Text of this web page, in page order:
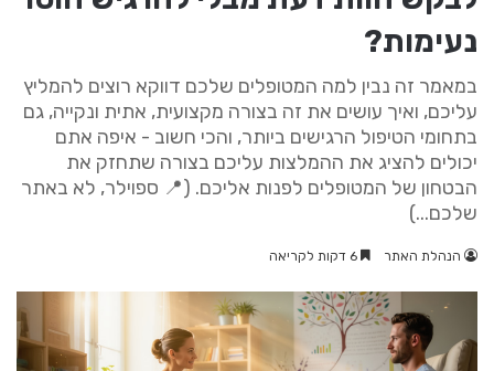
נעימות?
במאמר זה נבין למה המטופלים שלכם דווקא רוצים להמליץ
עליכם, ואיך עושים את זה בצורה מקצועית, אתית ונקייה, גם
בתחומי הטיפול הרגישים ביותר, והכי חשוב - איפה אתם
יכולים להציג את ההמלצות עליכם בצורה שתחזק את
הבטחון של המטופלים לפנות אליכם. (📍 ספוילר, לא באתר
שלכם...)
הנהלת האתר